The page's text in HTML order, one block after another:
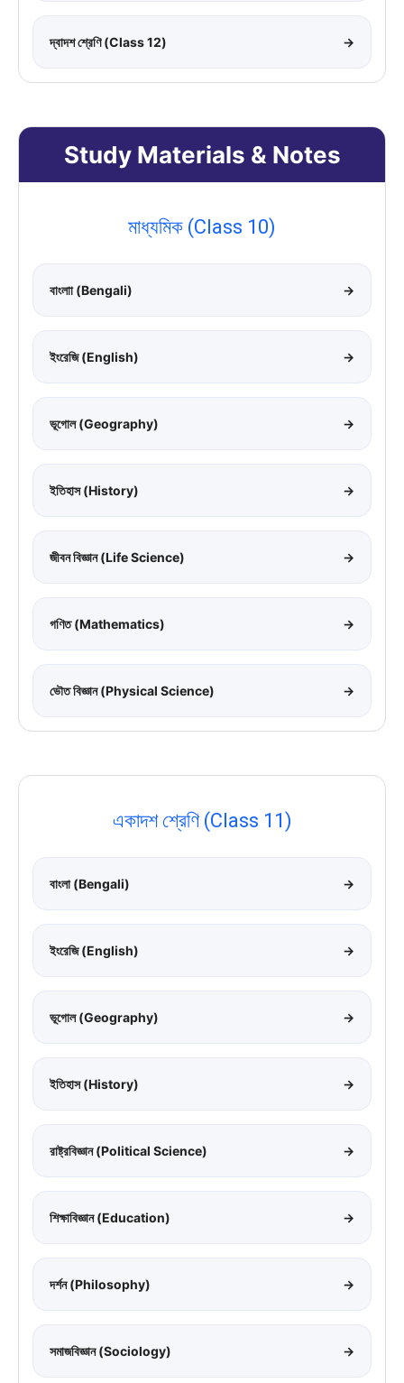
দ্বাদশ শ্রেণি (Class 12) →
Study Materials & Notes
মাধ্যমিক (Class 10)
বাংলাা (Bengali) →
ইংরেজি (English) →
ভূগোল (Geography) →
ইতিহাস (History) →
জীবন বিজ্ঞান (Life Science) →
গণিত (Mathematics) →
ভৌত বিজ্ঞান (Physical Science) →
একাদশ শ্রেণি (Class 11)
বাংলা (Bengali) →
ইংরেজি (English) →
ভূগোল (Geography) →
ইতিহাস (History) →
রাষ্ট্রবিজ্ঞান (Political Science) →
শিক্ষাবিজ্ঞান (Education) →
দর্শন (Philosophy) →
সমাজবিজ্ঞান (Sociology) →